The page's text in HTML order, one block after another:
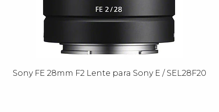
Sony FE 28mm F2 Lente para Sony E / SEL28F20